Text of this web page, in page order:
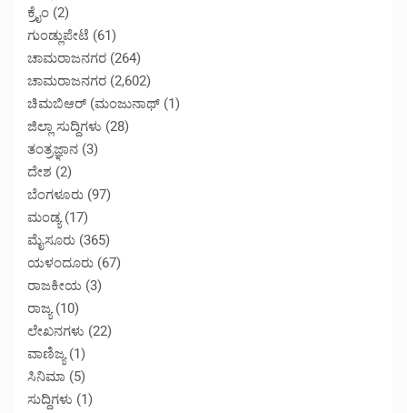
ಕ್ರೈಂ (2)
ಗುಂಡ್ಲುಪೇಟೆ (61)
ಚಾಮರಾಜನಗರ (264)
ಚಾಮರಾಜನಗರ (2,602)
ಚಿಮಬಿಆರ್ (ಮಂಜುನಾಥ್ (1)
ಜಿಲ್ಲಾ ಸುದ್ದಿಗಳು (28)
ತಂತ್ರಜ್ಞಾನ (3)
ದೇಶ (2)
ಬೆಂಗಳೂರು (97)
ಮಂಡ್ಯ(17)
ಮೈಸೂರು (365)
ಯಳಂದೂರು (67)
ರಾಜಕೀಯ (3)
ರಾಜ್ಯ(10)
ಲೇಖನಗಳು (22)
ವಾಣಿಜ್ಯ(1)
ಸಿನಿಮಾ (5)
ಸುದ್ದಿಗಳು (1)